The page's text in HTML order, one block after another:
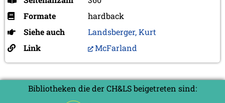
Formate
hardback
Siehe auch
Landsberger, Kurt
Link
McFarland
Bibliotheken die der CH&LS beigetreten sind: